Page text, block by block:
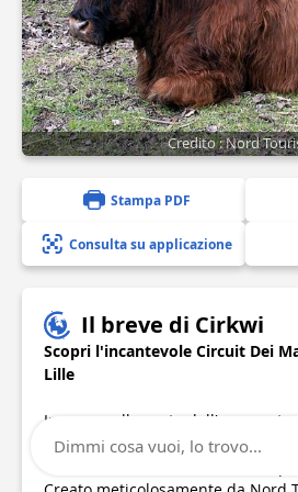
Credito : Nord
Stampa PDF
Consulta su applicazione
Il breve di Cirkwi
Scopri l'incantevole Circuit Dei
Lille
Immerso alle porte dell'area
Dei Marlettes invita le famiglie ad
eccezionale tra l'abbraccio
Dimmi cosa vuoi, lo trovo...